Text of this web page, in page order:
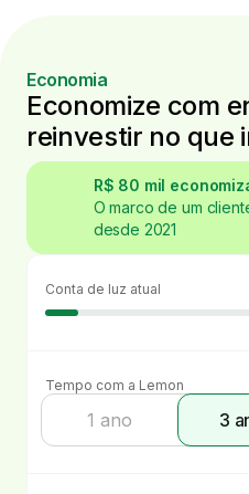
Economia
Economize com
reinvestir no que
R$ 80 mil
O marco de um
desde 2021
Conta de luz atual
Tempo com a Lemon
1 ano 3